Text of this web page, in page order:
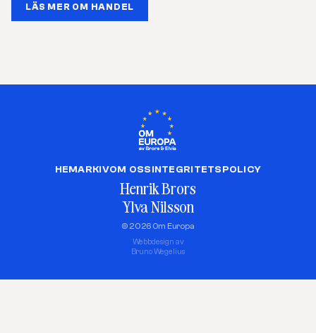
LÄS MER OM HANDEL
HEMARKIVOM OSSINTEGRITETSPOLICY
Henrik Brors
Ylva Nilsson
© 2026 Om Europa
Webbdesign av
Bruno Wegelius